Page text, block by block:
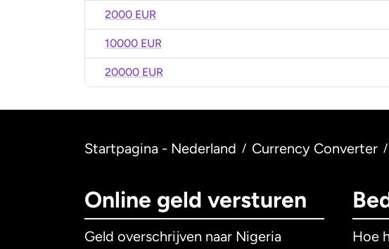
2000 EUR
10000 EUR
20000 EUR
Startpagina - Nederland / Currency Converter /
Online geld versturen
Geld overschrijven naar Nigeria
Hoe